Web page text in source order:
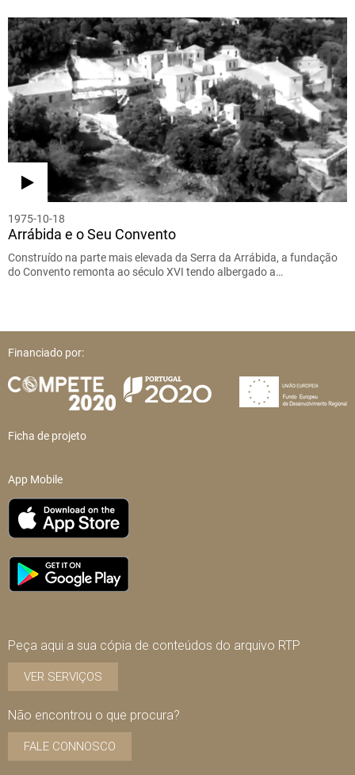
1975-10-18
Arrábida e o Seu Convento
Construído na parte mais elevada da Serra da Arrábida, a fundação
do Convento remonta ao século XVI tendo albergado a…
Financiado por:
Ficha de projeto
App Mobile
Peça aqui a sua cópia de conteúdos do arquivo RTP
VER SERVIÇOS
Não encontrou o que procura?
FALE CONNOSCO